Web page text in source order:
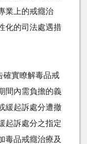
業上的戒癮治
化的司法處遇措
實瞭解毒品戒
間內需負擔的義
緩起訴處分遭撤
起訴處分之指定
毒品戒癮治療及